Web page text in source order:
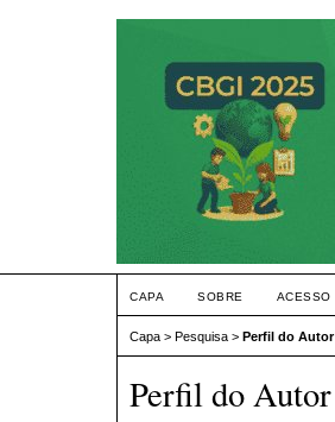
CAPA SOBRE ACESSO
Capa > Pesquisa > Perfil do Autor
Perfil do Autor